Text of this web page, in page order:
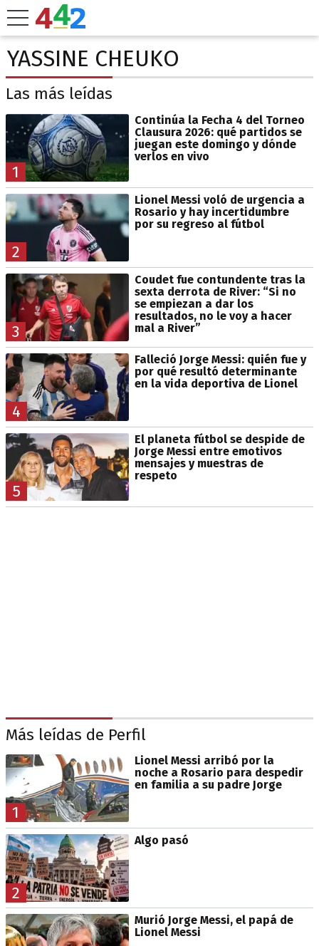
YASSINE CHEUKO
Las más leídas
1
Continúa la Fecha 4 del Torneo
Clausura 2026: qué partidos se
juegan este domingo y dónde
verlos en vivo
2
Lionel Messi voló de urgencia a
Rosario y hay incertidumbre
por su regreso al fútbol
3
Coudet fue contundente tras la
sexta derrota de River: “Si no
se empiezan a dar los
resultados, no le voy a hacer
mal a River”
4
Falleció Jorge Messi: quién fue y
por qué resultó determinante
en la vida deportiva de Lionel
5
El planeta fútbol se despide de
Jorge Messi entre emotivos
mensajes y muestras de
respeto
Más leídas de Perfil
1
Lionel Messi arribó por la
noche a Rosario para despedir
en familia a su padre Jorge
2
Algo pasó
Murió Jorge Messi, el papá de
Lionel Messi